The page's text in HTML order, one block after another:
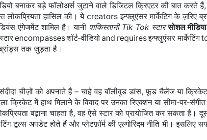
बनाकर बड़े फॉलोअर्स जुटाने वाले डिजिटल क्रिएटर की बात करते
लोकप्रियता हासिल की। ये creatorsइन्फ्लुएंसर मार्केटिंगके ज़रिए
एंगेजमेंट शामिल है। यानी पाकिस्तानी Tik Tok स्टार सोशल मीडिया
encompasses शॉर्ट‑वीडियो and requires इन्फ्लुएंसर
तक जुड़ता है।
चीज़ों को अपनाते हैं – चाहे वह बॉलीवुड डांस, फूड चैलेंज या
क्रिकेट में हाथ मिलाने के विवाद पर उनका रिएक्शन या
बढ़ाना चाहता है, वह ऐसे स्टार को प्रायोजित कर सकता
टूल्स अपडेट होते हैं और प्लेटफ़ॉर्म की एल्गोरिद्म नीति भी। इसलिए